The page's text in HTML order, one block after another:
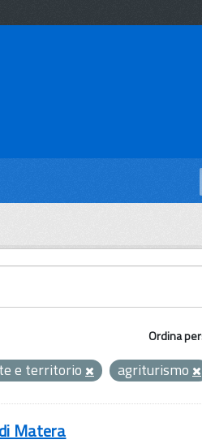
Ordina per
e territorio agriturismo
Matera